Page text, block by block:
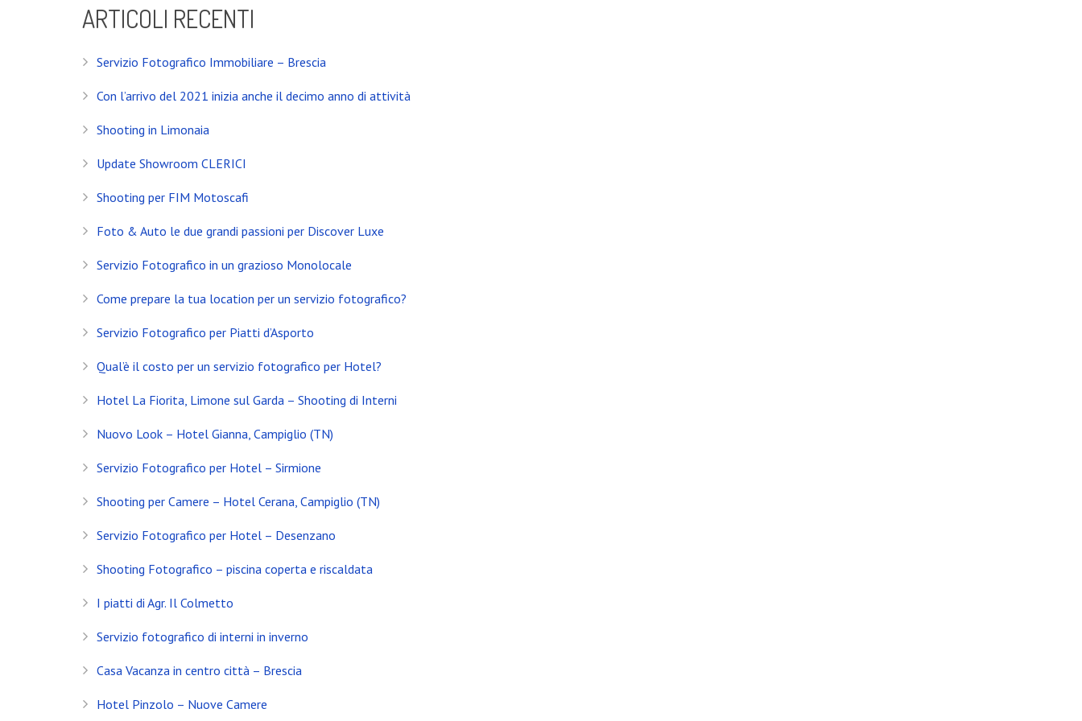
ARTICOLI RECENTI
Servizio Fotografico Immobiliare – Brescia
Con l’arrivo del 2021 inizia anche il decimo anno di attività
Shooting in Limonaia
Update Showroom CLERICI
Shooting per FIM Motoscafi
Foto & Auto le due grandi passioni per Discover Luxe
Servizio Fotografico in un grazioso Monolocale
Come prepare la tua location per un servizio fotografico?
Servizio Fotografico per Piatti d’Asporto
Qual’è il costo per un servizio fotografico per Hotel?
Hotel La Fiorita, Limone sul Garda – Shooting di Interni
Nuovo Look – Hotel Gianna, Campiglio (TN)
Servizio Fotografico per Hotel – Sirmione
Shooting per Camere – Hotel Cerana, Campiglio (TN)
Servizio Fotografico per Hotel – Desenzano
Shooting Fotografico – piscina coperta e riscaldata
I piatti di Agr. Il Colmetto
Servizio fotografico di interni in inverno
Casa Vacanza in centro città – Brescia
Hotel Pinzolo – Nuove Camere
INSTAGRAM
NEWS
Servizio Fotografico Immobiliare – Brescia
Con l’arrivo del 2021 inizia anche il decimo anno di attività
Update Showroom CLERICI
CONTATTI
Desenzano del Garda
Brescia - ITALIA
+39 329 0131547
info@banfimirko.it
Privacy policy|Cookie policy